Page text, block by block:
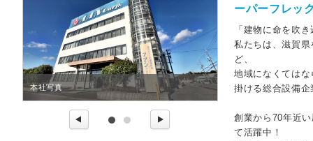
本社写真 施工物件①
ーパーフレッ
「建物に命を吹
私たちは、滋賀
ど、
地域になくては
掛ける総合設備企
創業から70年近
て活躍中！